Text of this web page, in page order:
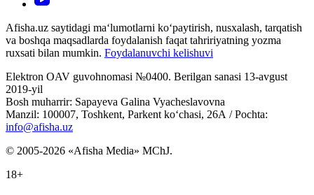
Afisha.uz saytidagi ma‘lumotlarni ko‘paytirish, nusxalash, tarqatish
va boshqa maqsadlarda foydalanish faqat tahririyatning yozma
ruxsati bilan mumkin. Foydalanuvchi kelishuvi
Elektron OAV guvohnomasi №0400. Berilgan sanasi 13-avgust
2019-yil
Bosh muharrir: Sapayeva Galina Vyacheslavovna
Manzil: 100007, Toshkent, Parkent ko‘chasi, 26А / Pochta:
info@afisha.uz
© 2005-2026 «Afisha Media» MChJ.
18+